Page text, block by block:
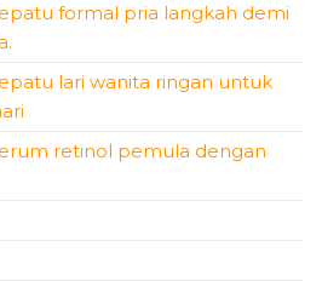
formal pria langkah demi
lari wanita ringan untuk
retinol pemula dengan